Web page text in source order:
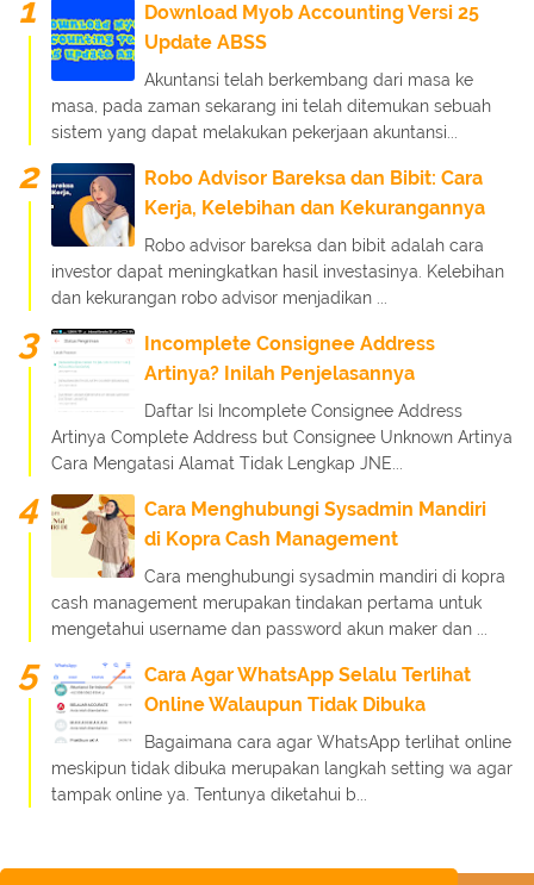
Download Myob Accounting Versi 25
Update ABSS
Akuntansi telah berkembang dari masa ke
masa, pada zaman sekarang ini telah ditemukan sebuah
sistem yang dapat melakukan pekerjaan akuntansi...
Robo Advisor Bareksa dan Bibit: Cara
Kerja, Kelebihan dan Kekurangannya
Robo advisor bareksa dan bibit adalah cara
investor dapat meningkatkan hasil investasinya. Kelebihan
dan kekurangan robo advisor menjadikan ...
Incomplete Consignee Address
Artinya? Inilah Penjelasannya
Daftar Isi Incomplete Consignee Address
Artinya Complete Address but Consignee Unknown Artinya
Cara Mengatasi Alamat Tidak Lengkap JNE...
Cara Menghubungi Sysadmin Mandiri
di Kopra Cash Management
Cara menghubungi sysadmin mandiri di kopra
cash management merupakan tindakan pertama untuk
mengetahui username dan password akun maker dan ...
Cara Agar WhatsApp Selalu Terlihat
Online Walaupun Tidak Dibuka
Bagaimana cara agar WhatsApp terlihat online
meskipun tidak dibuka merupakan langkah setting wa agar
tampak online ya. Tentunya diketahui b...